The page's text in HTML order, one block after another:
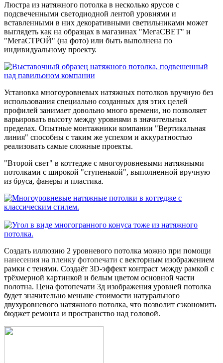
Люстра из натяжного потолка в несколько ярусов с
подсвеченными светодиодной лентой уровнями и
вставленными в них декоративными светильниками может
выглядеть как на образцах в магазинах "МегаСВЕТ" и
"МегаСТРОЙ" (на фото) или быть выполнена по
индивидуальному проекту.
Установка многоуровневых натяжных потолков вручную без
использования специально созданных для этих целей
профилей занимает довольно много времени, но позволяет
варьировать высоту между уровнями в значительных
пределах. Опытные монтажники компании "Вертикальная
линия" способны с таким же успехом и аккуратностью
реализовать самые сложные проекты.
"Второй свет" в коттедже с многоуровневыми натяжными
потолками с широкой "ступенькой", выполненной вручную
из бруса, фанеры и пластика.
Создать иллюзию 2 уровневого потолка можно при помощи
нанесения на пленку фотопечати с векторным изображением
рамки с тенями. Создаёт 3D-эффект контраст между рамкой с
трёхмерной картинкой и белым цветом основной части
полотна. Цена фотопечати 3д изображения уровней потолка
будет значительно меньше стоимости натурального
двухуровневого натяжного потолка, что позволит сэкономить
бюджет ремонта и пространство над головой.